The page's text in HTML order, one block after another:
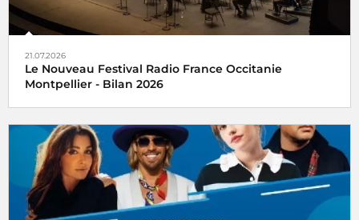
21.07.2026
Le Nouveau Festival Radio France Occitanie
Montpellier - Bilan 2026